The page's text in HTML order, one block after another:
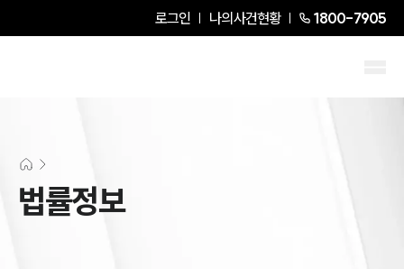
로그인 나의사건현황 1800-7905
법률정보